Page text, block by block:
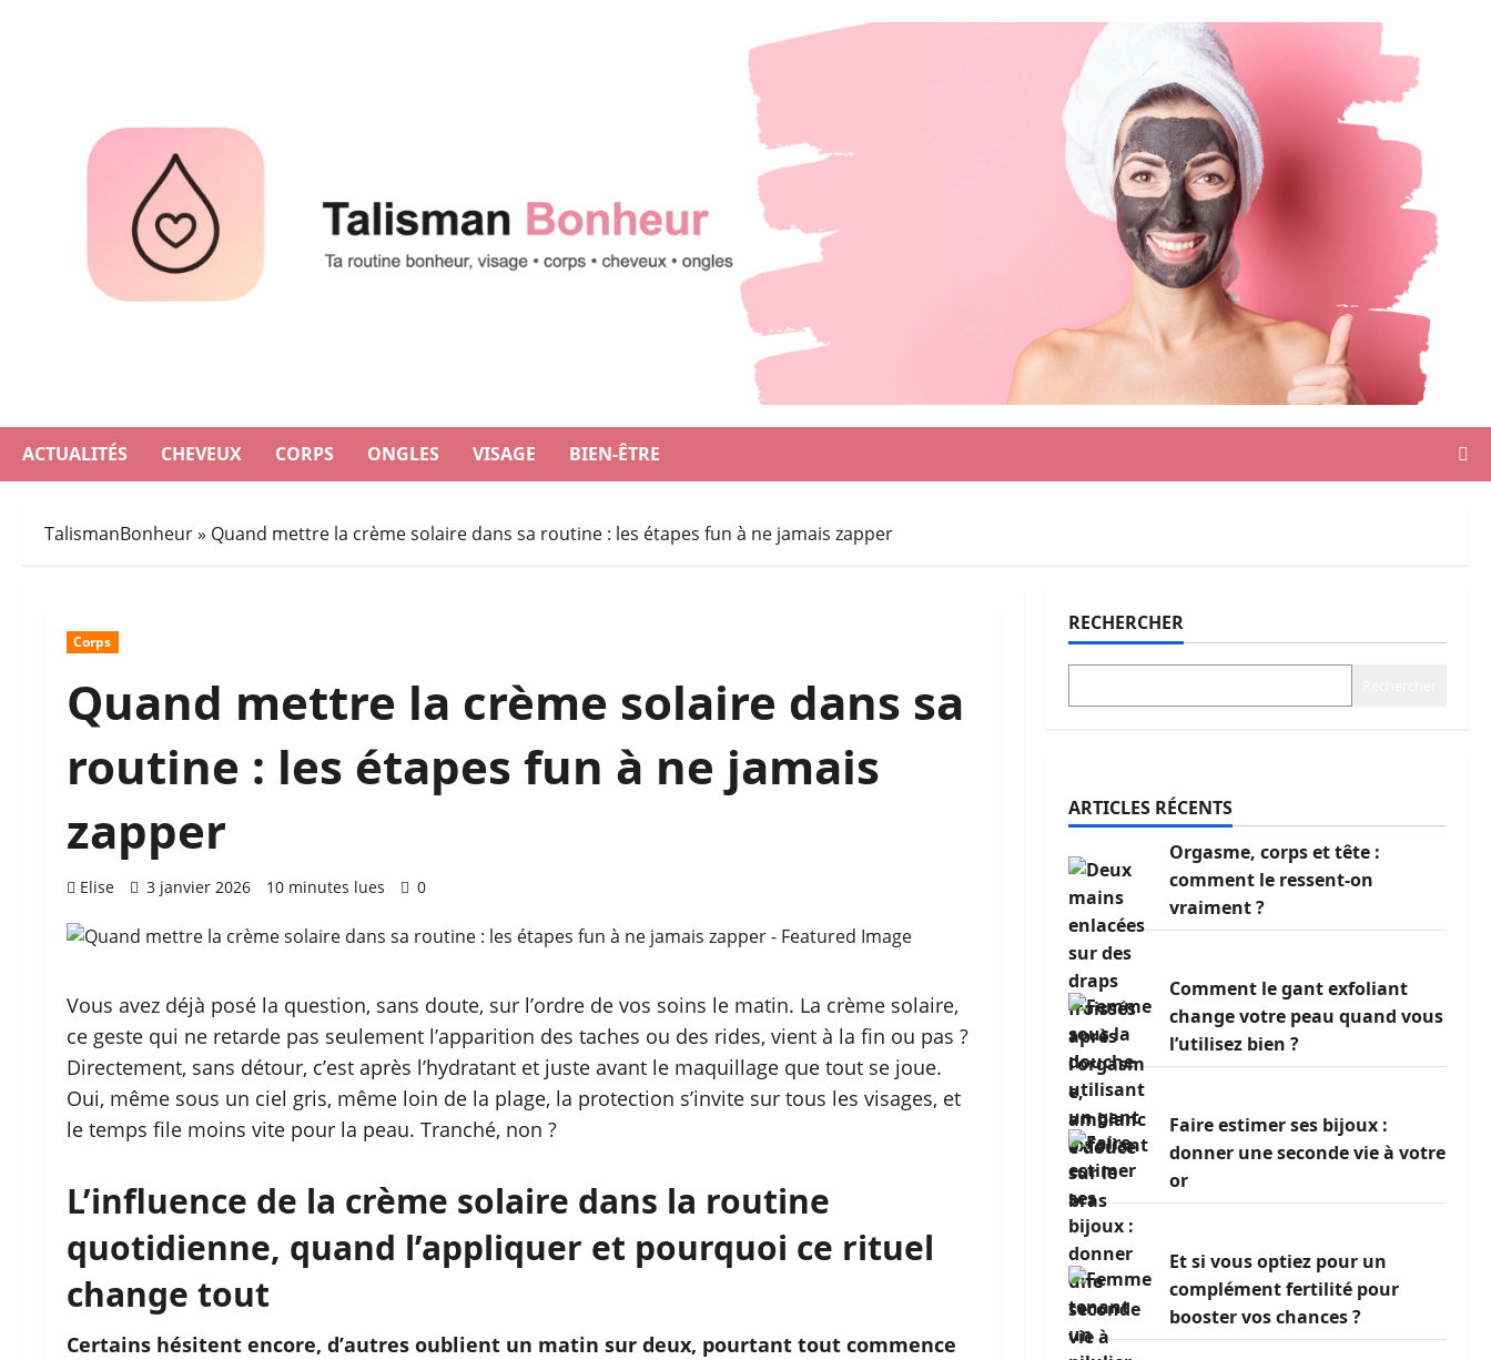
ACTUALITÉS CHEVEUX CORPS ONGLES VISAGE BIEN-ÊTRE
TalismanBonheur» Quand mettre la crème solaire dans sa routine : les étapes fun à ne jamais zapper
Corps
Quand mettre la crème solaire dans sa
routine : les étapes fun à ne jamais
zapper
Elise 3 janvier 2026 10 minutes lues 0
Vous avez déjà posé la question, sans doute, sur l’ordre de vos soins le matin. La crème solaire,
ce geste qui ne retarde pas seulement l’apparition des taches ou des rides, vient à la fin ou pas ?
Directement, sans détour, c’est après l’hydratant et juste avant le maquillage que tout se joue.
Oui, même sous un ciel gris, même loin de la plage, la protection s’invite sur tous les visages, et
le temps file moins vite pour la peau. Tranché, non ?
L’influence de la crème solaire dans la routine
quotidienne, quand l’appliquer et pourquoi ce rituel
change tout
Certains hésitent encore, d’autres oublient un matin sur deux, pourtant tout commence
RECHERCHER
ARTICLES RÉCENTS
Orgasme, corps et tête :
comment le ressent-on
vraiment ?
Comment le gant exfoliant
change votre peau quand vous
l’utilisez bien ?
Faire estimer ses bijoux :
donner une seconde vie à votre
or
Et si vous optiez pour un
complément fertilité pour
booster vos chances ?